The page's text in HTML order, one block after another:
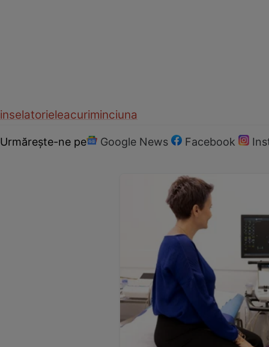
inselatorieleacuriminciuna
Urmărește-ne pe Google News Facebook